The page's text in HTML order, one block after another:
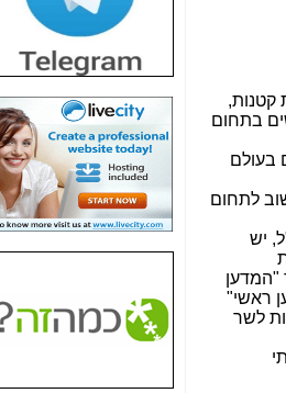
קטנות,
בתחום
בעולם
לתחום
יש
"המדען
ראשי"
לשר
רוצים שתדעו בעניין
פריסת אנלימיטד
(בניחוח בלתי נסבל) -
כאן
חשיפה: איוב קרא
אישר לקבוצת סלקום
בדיוק מה שביבי אישר
כאן
האם השר איוב קרא
היה צריך בכלל לחתום
האם ביבי וקרא קבלו
בכלל תמורה עבור
ההטבות הרגולטוריות